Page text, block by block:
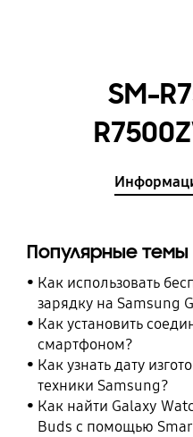
SM-
Популярные темы
Как использовать
зарядку на Samsung
Как установить
смартфоном?
Как узнать дату
техники Samsung?
Как найти Galaxy
Buds с помощью